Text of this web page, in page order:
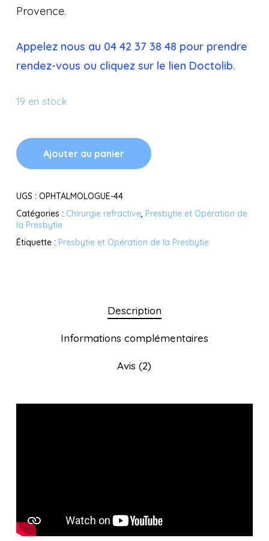
Provence.
Appelez nous au 04 42 37 38 48 pour prendre
rendez-vous ou cliquez sur le lien Doctolib.
19 en stock
Ajouter au panier
UGS : OPHTALMOLOGUE-44
Catégories : Chirurgie refractive, Presbytie et Opération de
la Presbytie
Étiquette : Presbytie et Opération de la Presbytie
Description
Informations complémentaires
Avis (2)